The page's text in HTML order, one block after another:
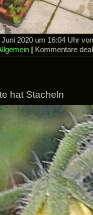
2020 um 16:04 Uhr
Kommentare
hat Stacheln